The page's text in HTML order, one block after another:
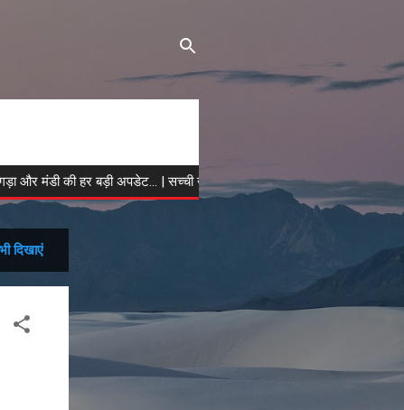
मंडी की हर बड़ी अपडेट... | सच्ची खबर, सटीक विश्लेषण | हिमाचल मीडिया को
दिखाएं